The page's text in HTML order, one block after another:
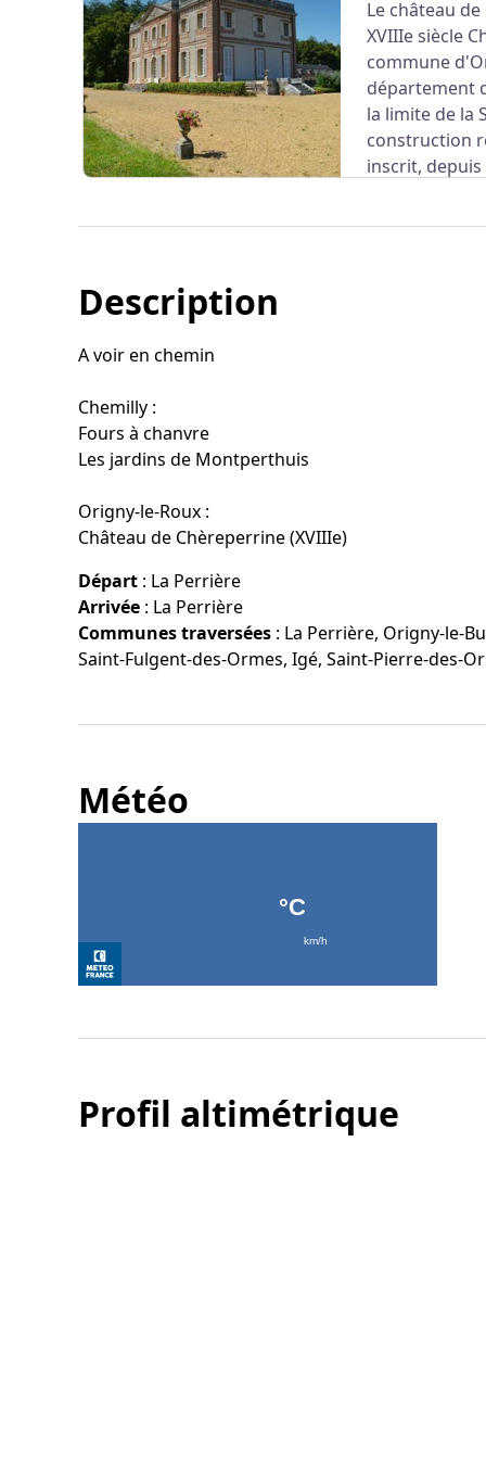
Voir l'image en plein écran
Voir l'image en plein écran
Le château
XVIIIe siècle
commune
département
la limite de la
construction
inscrit,
Information : par le petit chemin qui monte
sont accessibles au public les dimanches
Description
A voir en chemin
Chemilly :
Fours à chanvre
Les jardins de Montperthuis
Origny-le-Roux :
Château de Chèreperrine (XVIIIe)
Départ : La Perrière
Arrivée : La Perrière
Communes traversées : La Perrière, Origny-le-
Saint-Fulgent-des-Ormes, Igé, Saint-Pierre-des-
Météo
Profil altimétrique